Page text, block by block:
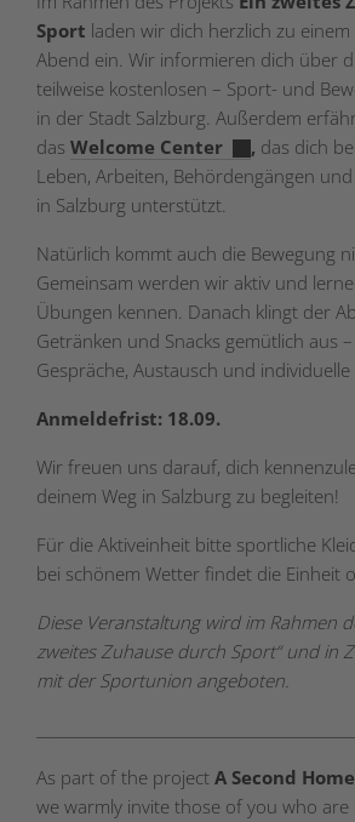
Sport laden wir dich herzlich zu
Abend ein. Wir informieren dich über
teilweise kostenlosen – Sport- und
in der Stadt Salzburg. Außerdem
das Welcome Center , das dich
Leben, Arbeiten, Behördengängen
in Salzburg unterstützt.
Natürlich kommt auch die Bewegung
Gemeinsam werden wir aktiv und
Übungen kennen. Danach klingt der
Getränken und Snacks gemütlich aus
Gespräche, Austausch und
Anmeldefrist: 18.09.
Wir freuen uns darauf, dich
deinem Weg in Salzburg zu begleiten!
Für die Aktiveinheit bitte sportliche
bei schönem Wetter findet die Einheit
Diese Veranstaltung wird im Rahmen
zweites Zuhause durch Sport“ und in
mit der Sportunion angeboten.
As part of the project A Second
we warmly invite those of you who